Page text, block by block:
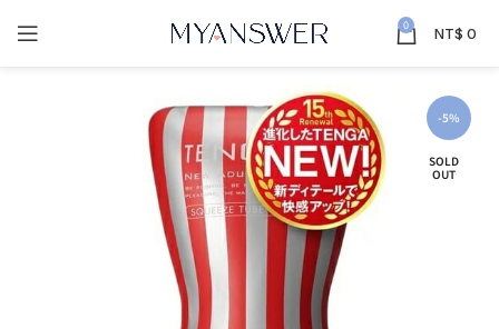
0 NT$ 0
-5%
SOLD
OUT